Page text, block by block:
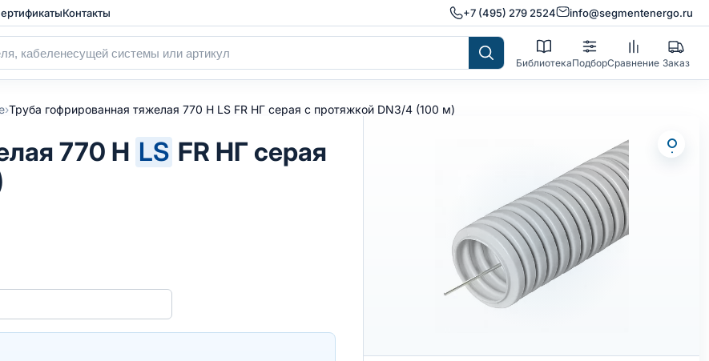
Контакты +7 (495) 279 2524 info@segmentenergo.ru
БиблиотекаПодборСравнение Заказ
›Труба гофрированная тяжелая 770 Н LS FR НГ серая с протяжкой DN3/4 (100 м)
770 Н LS FR НГ серая